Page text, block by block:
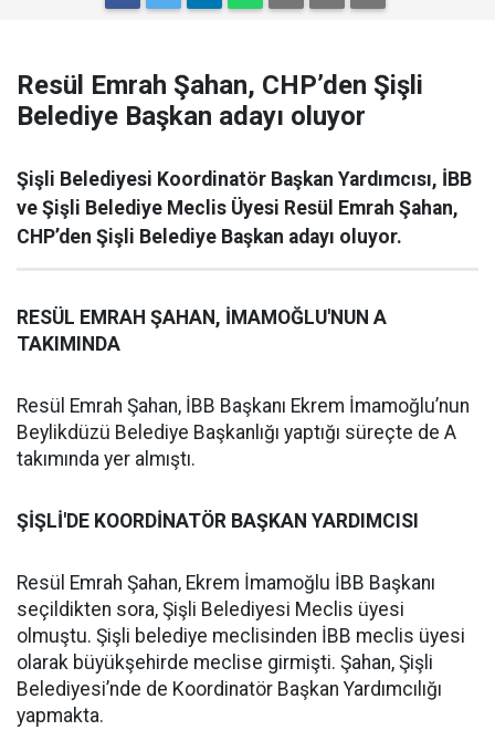
Resül Emrah Şahan, CHP’den Şişli
Belediye Başkan adayı oluyor
Şişli Belediyesi Koordinatör Başkan Yardımcısı, İBB
ve Şişli Belediye Meclis Üyesi Resül Emrah Şahan,
CHP’den Şişli Belediye Başkan adayı oluyor.
RESÜL EMRAH ŞAHAN, İMAMOĞLU'NUN A
TAKIMINDA
Resül Emrah Şahan, İBB Başkanı Ekrem İmamoğlu’nun
Beylikdüzü Belediye Başkanlığı yaptığı süreçte de A
takımında yer almıştı.
ŞİŞLİ'DE KOORDİNATÖR BAŞKAN YARDIMCISI
Resül Emrah Şahan, Ekrem İmamoğlu İBB Başkanı
seçildikten sora, Şişli Belediyesi Meclis üyesi
olmuştu. Şişli belediye meclisinden İBB meclis üyesi
olarak büyükşehirde meclise girmişti. Şahan, Şişli
Belediyesi’nde de Koordinatör Başkan Yardımcılığı
yapmakta.